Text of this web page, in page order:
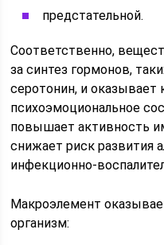
предстательной.
Соответственно,
за синтез гормонов,
серотонин, и оказывает
психоэмоциональное
повышает активность
снижает риск развития
инфекционно-
Макроэлемент
организм: